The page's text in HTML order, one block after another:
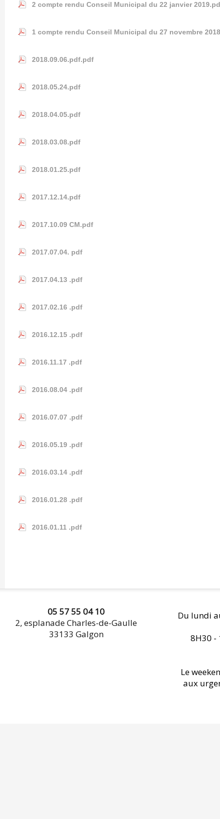
2 compte rendu Conseil Municipal du 22 janvier
1 compte rendu Conseil Municipal du 27 novembre
2018.09.06.pdf.pdf
2018.05.24.pdf
2018.04.05.pdf
2018.03.08.pdf
2018.01.25.pdf
2017.12.14.pdf
2017.10.09 CM.pdf
2017.07.04. pdf
2017.04.13 .pdf
2017.02.16 .pdf
2016.12.15 .pdf
2016.11.17 .pdf
2016.08.04 .pdf
2016.07.07 .pdf
2016.05.19 .pdf
2016.03.14 .pdf
2016.01.28 .pdf
2016.01.11 .pdf
05 57 55 04 10
2, esplanade Charles-de-Gaulle
33133 Galgon
Du lundi
8H30 -
Le
aux